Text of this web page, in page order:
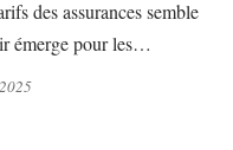
des assurances semble
émerge pour les…